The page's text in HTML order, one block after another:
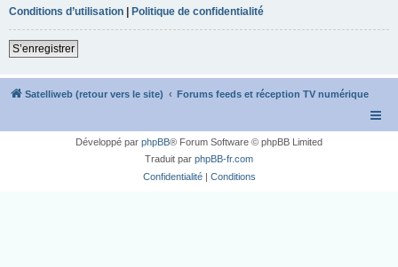
Conditions d’utilisation | Politique de confidentialité
S’enregistrer
Satelliweb (retour vers le site) Forums feeds et réception TV numérique
Développé par phpBB® Forum Software © phpBB Limited
Traduit par phpBB-fr.com
Confidentialité| Conditions